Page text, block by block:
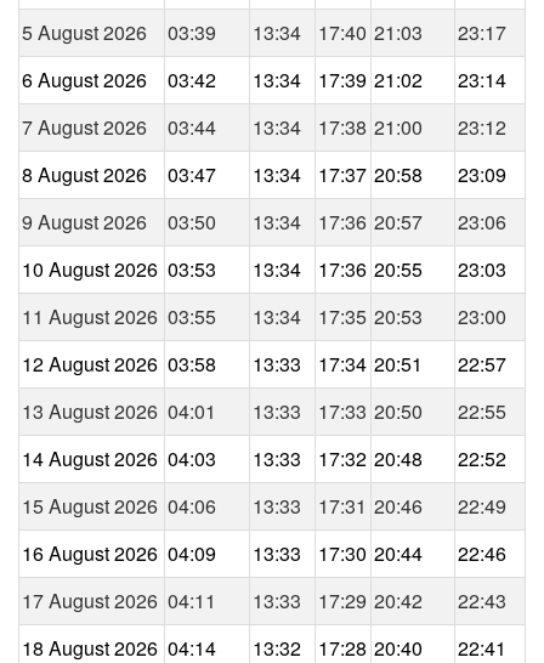
5 August 2026
03:39 13:34 17:40 21:03
23:17
6 August 2026
03:42 13:34 17:39 21:02
23:14
7 August 2026
03:44 13:34 17:38 21:00
23:12
8 August 2026
03:47 13:34 17:37 20:58
23:09
9 August 2026
03:50 13:34 17:36 20:57
23:06
10 August 2026 03:53 13:34 17:36 20:55
23:03
11 August 2026 03:55 13:34 17:35 20:53
23:00
12 August 2026 03:58 13:33 17:34 20:51
22:57
13 August 2026 04:01 13:33 17:33 20:50
22:55
14 August 2026 04:03 13:33 17:32 20:48
22:52
15 August 2026 04:06 13:33 17:31 20:46
22:49
16 August 2026 04:09 13:33 17:30 20:44
22:46
17 August 2026 04:11 13:33 17:29 20:42
22:43
18 August 2026 04:14 13:32 17:28 20:40
22:41